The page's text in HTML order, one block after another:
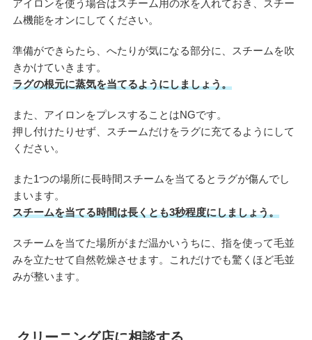
アイロンを使う場合はスチーム用の水を入れておき、スチー
ム機能をオンにしてください。
準備ができらたら、へたりが気になる部分に、スチームを吹
きかけていきます。
ラグの根元に蒸気を当てるようにしましょう。
また、アイロンをプレスすることはNGです。
押し付けたりせず、スチームだけをラグに充てるようにして
ください。
また1つの場所に長時間スチームを当てるとラグが傷んでし
まいます。
スチームを当てる時間は長くとも3秒程度にしましょう。
スチームを当てた場所がまだ温かいうちに、指を使って毛並
みを立たせて自然乾燥させます。これだけでも驚くほど毛並
みが整います。